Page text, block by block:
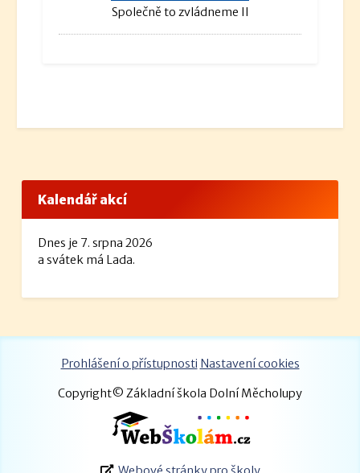
Společně to zvládneme II
Kalendář akcí
Dnes je 7. srpna 2026
a svátek má Lada.
Prohlášení o přístupnosti Nastavení cookies
Copyright© Základní škola Dolní Měcholupy